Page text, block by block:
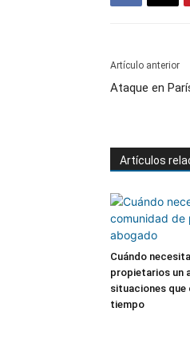
Artículo anterior
Ataque en
Artículos
Cuándo
propietarios un
situaciones que
tiempo